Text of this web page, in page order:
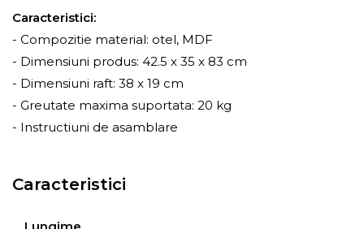
Caracteristici:
- Compozitie material: otel, MDF
- Dimensiuni produs: 42.5 x 35 x 83 cm
- Dimensiuni raft: 38 x 19 cm
- Greutate maxima suportata: 20 kg
- Instructiuni de asamblare
Caracteristici
Lungime